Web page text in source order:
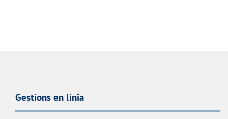
Gestions en línia